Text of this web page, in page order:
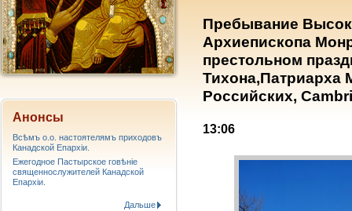
Пребывание
Архиепископа
престольном
Тихона,Патриарха
Российских,
13:06
Анонсы
Всѣмъ о.о. настоятелямъ приходовъ
Канадской Епархiи.
Ежегодное Пастырское говѣніе
священнослужителей Канадской
Епархіи.
Дальше